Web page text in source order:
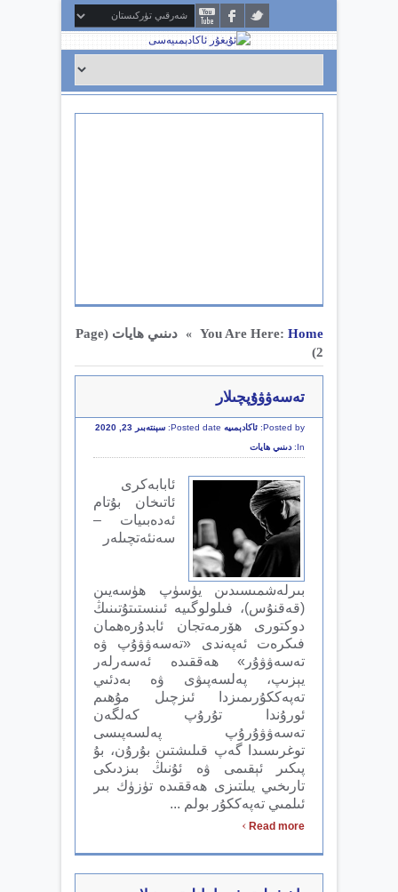
You Are Here: Home
» دىنىي ھايات
(Page
2)
تەسەۋۋۇپچىلار
Posted by: ئاكادېمىيە Posted date: سېنتەبىر 23, 2020
In:
دىنىي ھايات
ئابابەكرى
ئاتىخان بۇتام
ئەدەبىيات –
سەنئەتچىلەر
بىرلەشمىسىدىن يۈسۈپ ھۈسەيىن
(قەقنۇس)، فىلولوگىيە ئىنستىتۇتىنىڭ
دوكتورى ھۆرمەتجان ئابدۇرەھمان
فىكرەت ئەپەندى «تەسەۋۋۇپ ۋە
تەسەۋۋۇر» ھەققىدە ئەسەرلەر
يېزىپ، پەلسەپىۋى ۋە بەدئىي
تەپەككۇرىمىزدا ئىزچىل مۇھىم
ئورۇندا تۇرۇپ كەلگەن
تەسەۋۋۇرۇپ پەلسەپىسى
توغرىسىدا گەپ قىلىشتىن بۇرۇن، بۇ
پىكىر ئېقىمى ۋە ئۇنىڭ بىزدىكى
تارىخىي يىلتىزى ھەققىدە تۈزۈك بىر
ئىلمىي تەپەككۇر بولم ...
Read more
›